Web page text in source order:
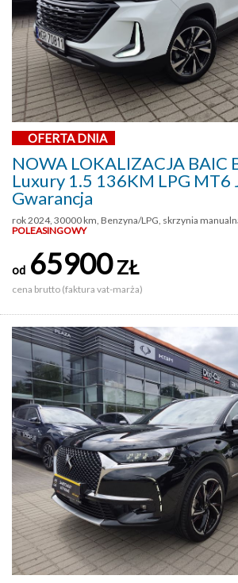
OFERTA DNIA
NOWA LOKALIZACJA BAIC
Luxury 1.5 136KM LPG MT6
Gwarancja
rok 2024, 30000 km, Benzyna/LPG, skrzynia
POLEASINGOWY
od 65900ZŁ
cena brutto (faktura vat-marża)